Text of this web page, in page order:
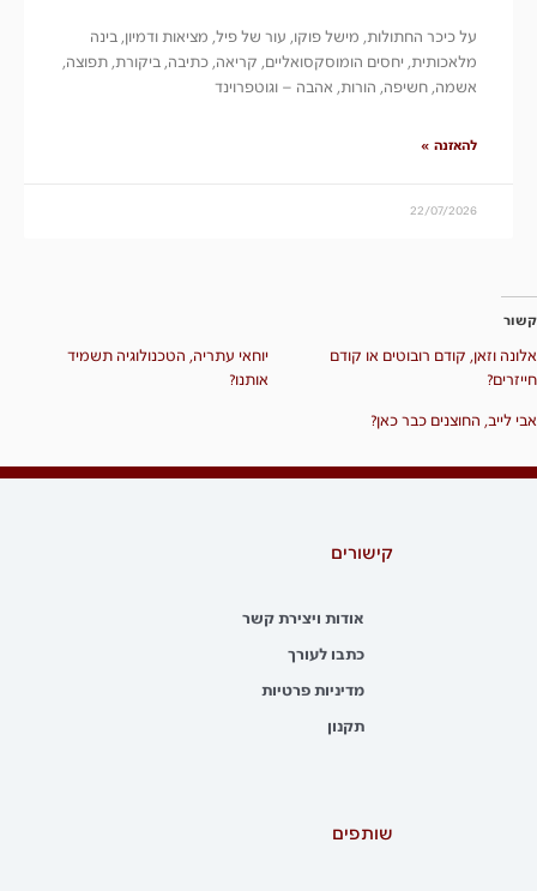
על כיכר החתולות, מישל פוקו, עור של פיל, מציאות ודמיון, בינה
מלאכותית, יחסים הומוסקסואליים, קריאה, כתיבה, ביקורת, תפוצה,
אשמה, חשיפה, הורות, אהבה – וגוטפרוינד
להאזנה »
22/07/2026
קשור
אלונה וזאן, קודם רובוטים או קודם
חייזרים?
יוחאי עתריה, הטכנולוגיה תשמיד
אותנו?
אבי לייב, החוצנים כבר כאן?
קישורים
אודות ויצירת קשר
כתבו לעורך
מדיניות פרטיות
תקנון
שותפים